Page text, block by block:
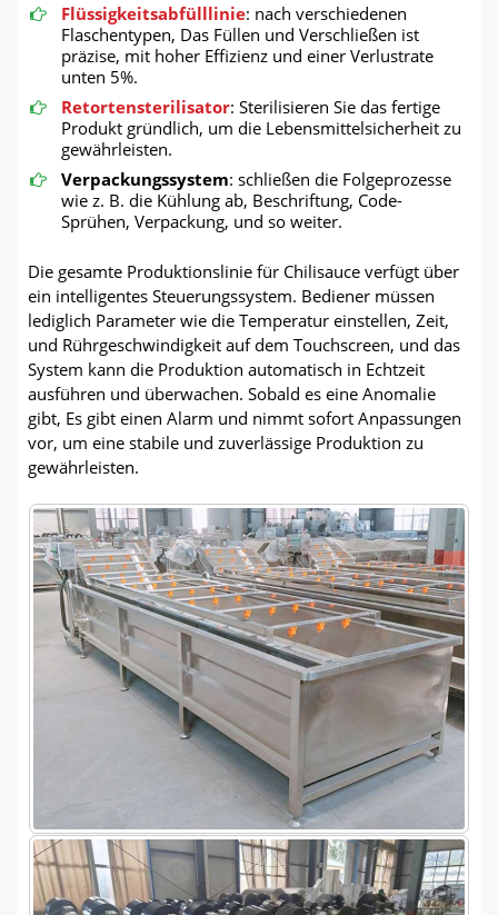
Flüssigkeitsabfülllinie: nach verschiedenen
Flaschentypen, Das Füllen und Verschließen ist
präzise, mit hoher Effizienz und einer Verlustrate
unten 5%.
Retortensterilisator: Sterilisieren Sie das fertige
Produkt gründlich, um die Lebensmittelsicherheit zu
gewährleisten.
Verpackungssystem: schließen die Folgeprozesse
wie z. B. die Kühlung ab, Beschriftung, Code-
Sprühen, Verpackung, und so weiter.
Die gesamte Produktionslinie für Chilisauce verfügt über
ein intelligentes Steuerungssystem. Bediener müssen
lediglich Parameter wie die Temperatur einstellen, Zeit,
und Rührgeschwindigkeit auf dem Touchscreen, und das
System kann die Produktion automatisch in Echtzeit
ausführen und überwachen. Sobald es eine Anomalie
gibt, Es gibt einen Alarm und nimmt sofort Anpassungen
vor, um eine stabile und zuverlässige Produktion zu
gewährleisten.